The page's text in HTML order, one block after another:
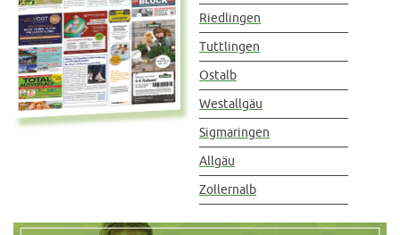
Riedlingen
Tuttlingen
Ostalb
Westallgäu
Sigmaringen
Allgäu
Zollernalb